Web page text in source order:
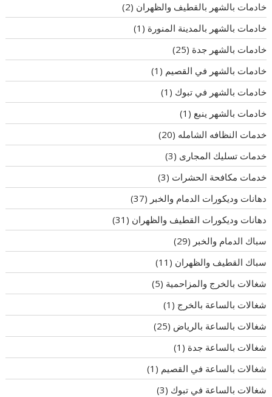
خادمات بالشهر بالقطيف والظهران (2)
خادمات بالشهر بالمدينة المنورة (1)
خادمات بالشهر جدة (25)
خادمات بالشهر في القصيم (1)
خادمات بالشهر في تبوك (1)
خادمات بالشهر ينبع (1)
خدمات النظافه الشامله (20)
خدمات تسليك المجارى (3)
خدمات مكافحة الحشرات (3)
دهانات وديكورات الدمام والخبر (37)
دهانات وديكورات القطيف والظهران (31)
سباك الدمام والخبر (29)
سباك القطيف والظهران (11)
شغالات بالخرج والمزاحمية (5)
شغالات بالساعة بالخرج (1)
شغالات بالساعة بالرياض (25)
شغالات بالساعة جدة (1)
شغالات بالساعة في القصيم (1)
شغالات بالساعة في تبوك (3)